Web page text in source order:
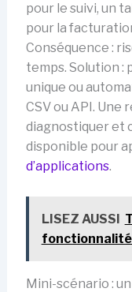
pour le suivi, un
pour la
Conséquence :
temps. Solution
unique ou
CSV ou API. Une
diagnostiquer et
disponible pour
d’applications.
LISEZ AUSSI
Mini-scénario :